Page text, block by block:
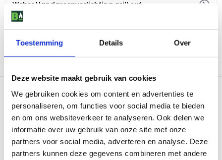
Toestemming Details Over
Deze website maakt gebruik van cookies
We gebruiken cookies om content en advertenties te
personaliseren, om functies voor social media te bieden
en om ons websiteverkeer te analyseren. Ook delen we
informatie over uw gebruik van onze site met onze
partners voor social media, adverteren en analyse. Deze
partners kunnen deze gegevens combineren met andere
Weber Handgreepverlichting grill out
54,-
Niet op voorraad
Productomschrijving
De grote gasbarbecues van Weber kunnen voortaan worden
voorzien van een extra luxe: de Weber Grill Out
handgreepverlichting.
Bekijk dit product in onze winkels